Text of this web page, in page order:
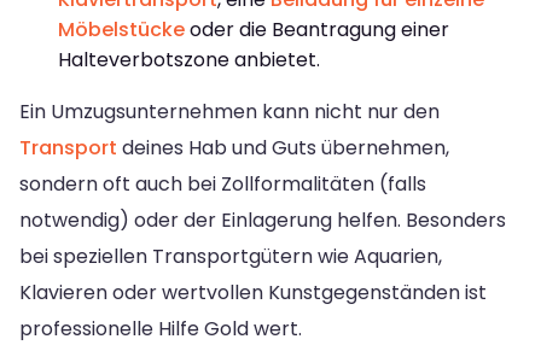
Möbelstückeoder die Beantragung einer
Halteverbotszone anbietet.
Ein Umzugsunternehmen kann nicht nur den
Transport deines Hab und Guts übernehmen,
sondern oft auch bei Zollformalitäten (falls
notwendig) oder der Einlagerung helfen. Besonders
bei speziellen Transportgütern wie Aquarien,
Klavieren oder wertvollen Kunstgegenständen ist
professionelle Hilfe Gold wert.